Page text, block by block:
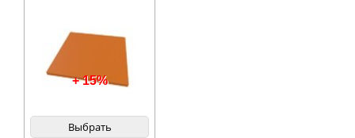
+ 15%
Выбрать